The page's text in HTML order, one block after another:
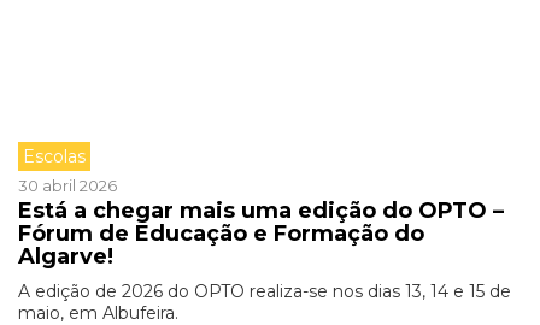
Escolas
30 abril 2026
Está a chegar mais uma edição do OPTO –
Fórum de Educação e Formação do
Algarve!
A edição de 2026 do OPTO realiza-se nos dias 13, 14 e 15 de
maio, em Albufeira.